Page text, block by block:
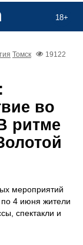
18+
Томск
19122
во
ритме
мероприятий
4 июня жители
спектакли и